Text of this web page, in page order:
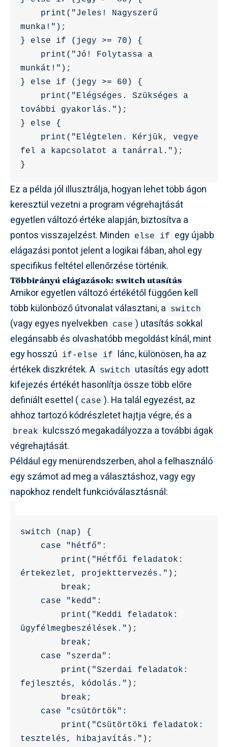
munka!");
} else if (jegy >= 70) {
munkát!");
} else if (jegy >= 60) {
további gyakorlás.");
} else {
fel a kapcsolatot a tanárral.");
Ez a példa jól illusztrálja, hogyan lehet több ágon
keresztül vezetni a program végrehajtását
egyetlen változó értéke alapján, biztosítva a
pontos visszajelzést. Minden
else if
egy újabb
elágazási pontot jelent a logikai fában, ahol egy
specifikus feltétel ellenőrzése történik.
Többirányú elágazások: switch utasítás
Amikor egyetlen változó értékétől függően kell
több különböző útvonalat választani, a
switch
(vagy egyes nyelvekben case ) utasítás sokkal
elegánsabb és olvashatóbb megoldást kínál, mint
egy hosszú
if-else if
lánc, különösen, ha az
értékek diszkrétek. A switch
utasítás egy adott
kifejezés értékét hasonlítja össze több előre
definiált esettel ( case ). Ha talál egyezést, az
ahhoz tartozó kódrészletet hajtja végre, és a
break
kulcsszó megakadályozza a további ágak
végrehajtását.
Például egy menürendszerben, ahol a felhasználó
egy számot ad meg a választáshoz, vagy egy
napokhoz rendelt funkcióválasztásnál:
switch (nap) {
értekezlet, projekttervezés.");
ügyfélmegbeszélések.");
fejlesztés, kódolás.");
tesztelés, hibajavítás.");